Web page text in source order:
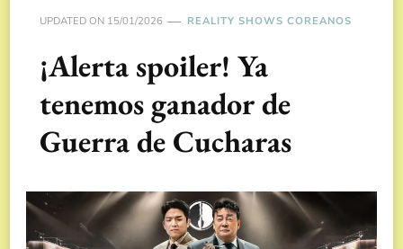
UPDATED ON 15/01/2026 REALITY SHOWS COREANOS
¡Alerta spoiler! Ya
tenemos ganador de
Guerra de Cucharas